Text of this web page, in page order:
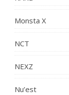
Monsta X
NCT
NEXZ
Nu’est